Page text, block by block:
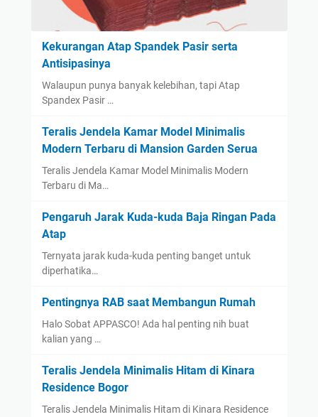
Kekurangan Atap Spandek Pasir serta
Antisipasinya
Walaupun punya banyak kelebihan, tapi Atap
Spandex Pasir …
Teralis Jendela Kamar Model Minimalis
Modern Terbaru di Mansion Garden Serua
Teralis Jendela Kamar Model Minimalis Modern
Terbaru di Ma…
Pengaruh Jarak Kuda-kuda Baja Ringan Pada
Atap
Ternyata jarak kuda-kuda penting banget untuk
diperhatika…
Pentingnya RAB saat Membangun Rumah
Halo Sobat APPASCO! Ada hal penting nih buat
kalian yang …
Teralis Jendela Minimalis Hitam di Kinara
Residence Bogor
Teralis Jendela Minimalis Hitam di Kinara Residence